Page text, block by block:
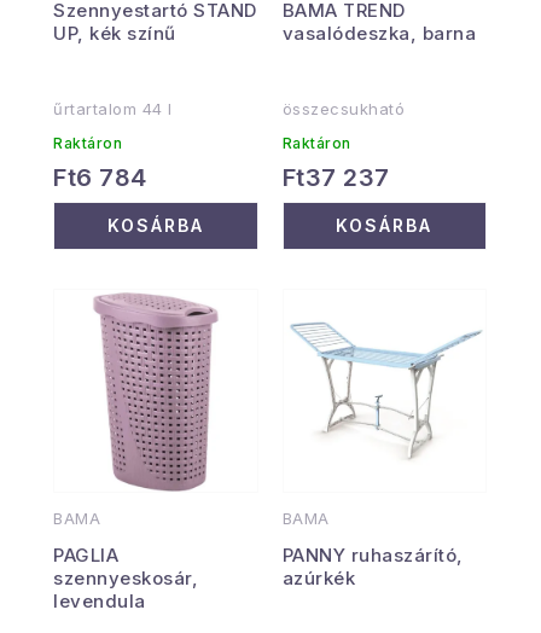
Szennyestartó STAND
UP, kék színű
űrtartalom 44 l
Raktáron
Ft6 784
KOSÁRBA
BAMA TREND
vasalódeszka, barna
összecsukható
Raktáron
Ft37 237
KOSÁRBA
BAMA
PAGLIA
szennyeskosár,
levendula
BAMA
PANNY ruhaszárító,
azúrkék